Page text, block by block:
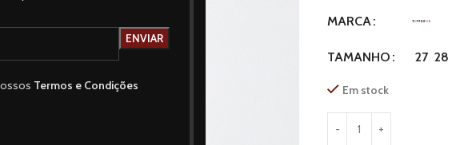
Termos e Condições
MARCA
TAMANHO 27 28
Em stock